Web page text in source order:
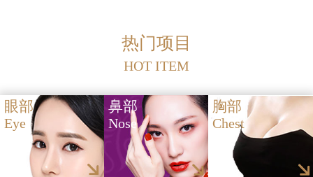
热门项目
HOT ITEM
眼部
Eye
鼻部
Nose
胸部
Chest